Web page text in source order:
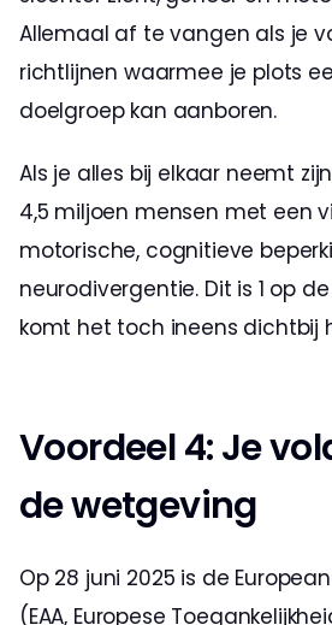
Allemaal af te vangen als je
richtlijnen waarmee je plots
doelgroep kan aanboren.
Als je alles bij elkaar neemt
4,5 miljoen mensen met een
motorische, cognitieve
neurodivergentie. Dit is 1 op
komt het toch ineens dichtbij
Voordeel 4: Je
de wetgeving
Op 28 juni 2025 is de
(EAA, Europese